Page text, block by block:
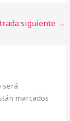
siguiente →
será
marcados